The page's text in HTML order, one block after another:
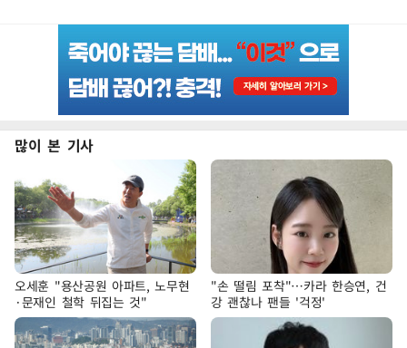
많이 본 기사
오세훈 "용산공원 아파트, 노무현
·문재인 철학 뒤집는 것"
"손 떨림 포착"…카라 한승연, 건
강 괜찮나 팬들 '걱정'